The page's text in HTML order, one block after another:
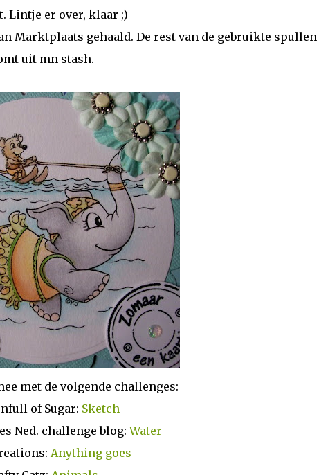
Lintje er over, klaar ;)
Marktplaats gehaald. De rest van de gebruikte spullen
uit mn stash.
met de volgende challenges:
of Sugar: Sketch
Ned. challenge blog:Water
Anything goes